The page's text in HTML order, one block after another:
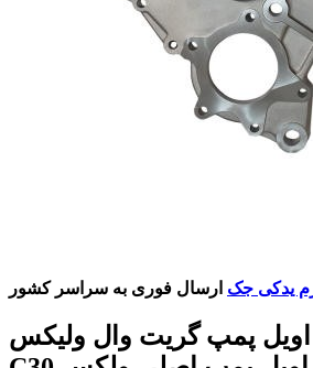
یدکی جک ارسال فوری به سراسر کشور
اویل پمپ گریت وال ولیکس C30 قیمت اویل پمپ ولکس